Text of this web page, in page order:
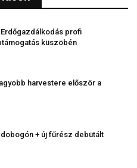
profi
küszöbén
harvestere először a
+ új fűrész debütált